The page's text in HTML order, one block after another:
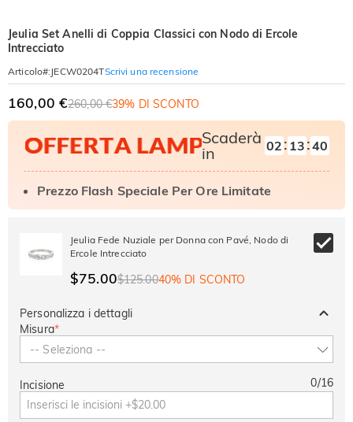
Jeulia Set Anelli di Coppia Classici con Nodo di Ercole
Intrecciato
Articolo#: JECW0204TScrivi una recensione
160,00 €260,00 €39% DI SCONTO
Scaderà
in
02: 13:39
Prezzo Flash Speciale Per Ore Limitate
Jeulia Fede Nuziale per Donna con Pavé, Nodo di
Ercole Intrecciato
$75.00$125.0040% DI SCONTO
Personalizza i dettagli
Misura*
-- Seleziona --
Incisione 0/16